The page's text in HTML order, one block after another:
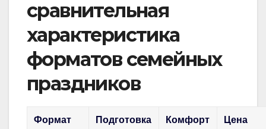
сравнительная
характеристика
форматов семейных
праздников
Формат Подготовка Комфорт Цена